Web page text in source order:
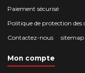
Paiement sécurisé
Politique de protection des
Contactez-nous
sitemap
Mon compte